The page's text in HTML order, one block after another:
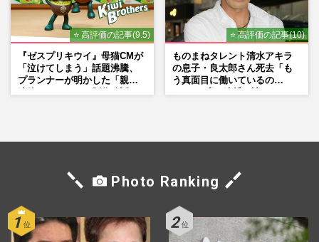
⭐ 高評価の記事(9.5)
『ゼスプリキウイ』母猫CMが
「泣けてしまう」話題沸騰、
プランナーが明かした「親に
⭐ 高評価の記事(10)
ものまねタレント清水アキラ
の息子・良太郎さん死去「も
う真面目に働いているの
Photo Ranking